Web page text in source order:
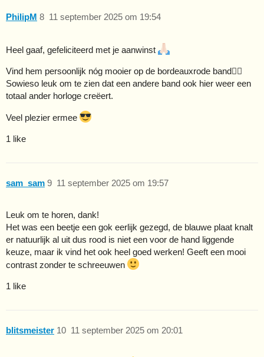
PhilipM 11 september 2025 om 19:54
8
Heel gaaf, gefeliciteerd met je aanwinst
Vind hem persoonlijk nóg mooier op de bordeauxrode band👌🏼
Sowieso leuk om te zien dat een andere band ook hier weer een
totaal ander horloge creëert.
Veel plezier ermee
1 like
sam_sam 11 september 2025 om 19:57
9
Leuk om te horen, dank!
Het was een beetje een gok eerlijk gezegd, de blauwe plaat knalt
er natuurlijk al uit dus rood is niet een voor de hand liggende
keuze, maar ik vind het ook heel goed werken! Geeft een mooi
contrast zonder te schreeuwen
1 like
blitsmeister 11 september 2025 om 20:01
10